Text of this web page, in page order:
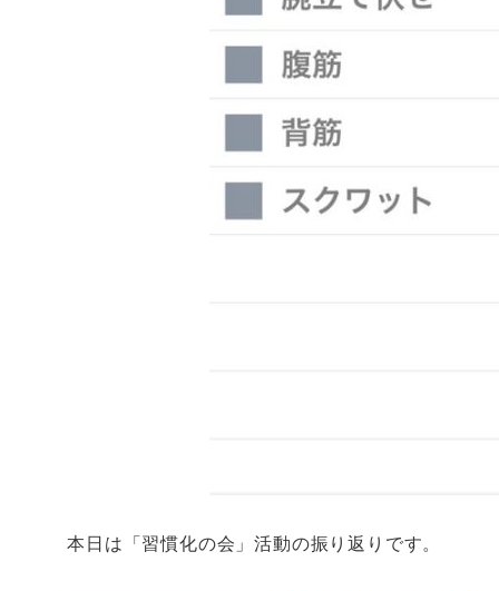
本日は「習慣化の会」活動の振り返りです。